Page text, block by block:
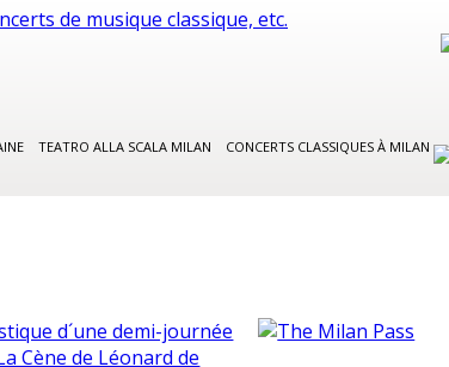
TEATRO ALLA SCALA MILAN CONCERTS CLASSIQUES À MILAN